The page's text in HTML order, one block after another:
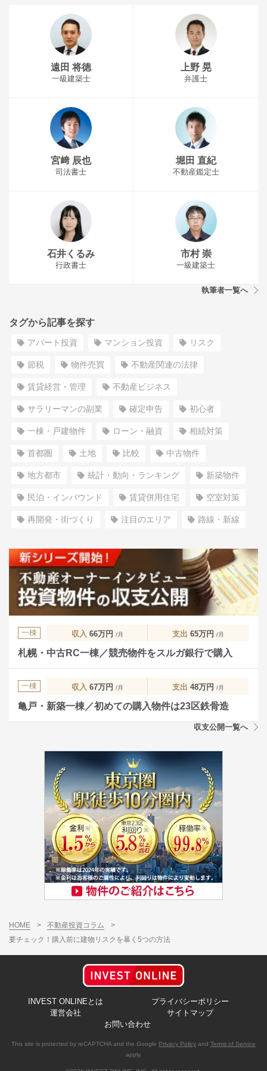
遠田 将徳
一級建築士
上野 晃
弁護士
宮﨑 辰也
司法書士
堀田 直紀
不動産鑑定士
石井くるみ
行政書士
市村 崇
一級建築士
執筆者一覧へ
タグから記事を探す
アパート投資 マンション投資 リスク
節税 物件売買 不動産関連の法律
賃貸経営・管理 不動産ビジネス
サラリーマンの副業 確定申告 初心者
一棟・戸建物件 ローン・融資 相続対策
首都圏 土地 比較 中古物件
地方都市 統計・動向・ランキング 新築物件
民泊・インバウンド 賃貸併用住宅 空室対策
再開発・街づくり 注目のエリア 路線・新線
一棟 収入 66万円 /月 支出 65万円 /月
札幌・中古RC一棟／競売物件をスルガ銀行で購入
一棟 収入 67万円 /月 支出 48万円 /月
亀戸・新築一棟／初めての購入物件は23区鉄骨造
収支公開一覧へ
HOME > 不動産投資コラム
>
要チェック！購入前に建物リスクを暴く5つの方法
INVEST ONLINEとは
プライバシーポリシー
運営会社
サイトマップ
お問い合わせ
This site is protected by reCAPTCHA and the Google Privacy Policy and Terms of Service
apply.